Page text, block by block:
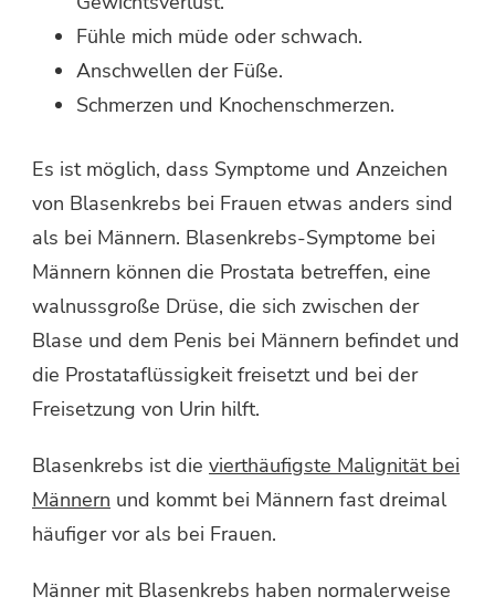
Fühle mich müde oder schwach.
Anschwellen der Füße.
Schmerzen und Knochenschmerzen.
Es ist möglich, dass Symptome und Anzeichen
von Blasenkrebs bei Frauen etwas anders sind
als bei Männern. Blasenkrebs-Symptome bei
Männern können die Prostata betreffen, eine
walnussgroße Drüse, die sich zwischen der
Blase und dem Penis bei Männern befindet und
die Prostataflüssigkeit freisetzt und bei der
Freisetzung von Urin hilft.
Blasenkrebs ist die vierthäufigste Malignität bei
Männern und kommt bei Männern fast dreimal
häufiger vor als bei Frauen.
Männer mit Blasenkrebs haben normalerweise